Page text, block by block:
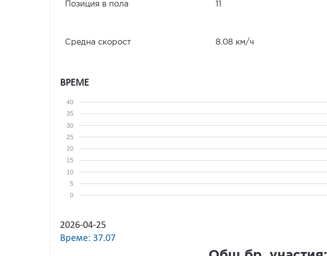
Позиция в пола
Средна скорост 8.08 км/ч
ВРЕМЕ
0
5
10
15
20
25
30
35
40
2026-04-25
Време: 37.07